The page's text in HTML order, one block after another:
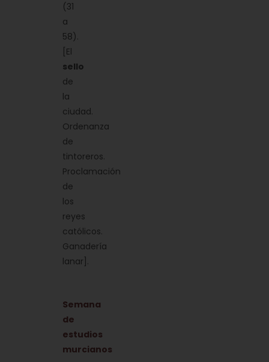
(31
a
58).
[El
sello
de
la
ciudad.
Ordenanza
de
tintoreros.
Proclamación
de
los
reyes
católicos.
Ganadería
lanar].
Semana
de
estudios
murcianos